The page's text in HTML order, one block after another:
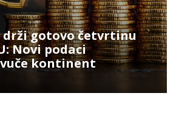
drži gotovo četvrtinu
Novi podaci
kontinent